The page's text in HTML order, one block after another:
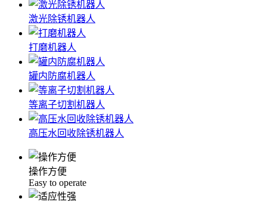
激光除锈机器人
打磨机器人
罐内防腐机器人
等离子切割机器人
高压水回收除锈机器人
操作方便
Easy to operate